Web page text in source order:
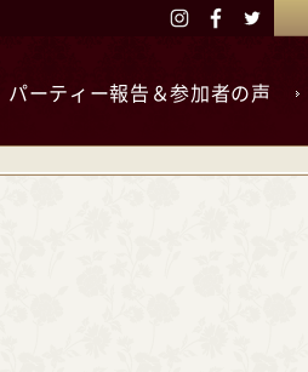
パーティー報告＆参加者の声